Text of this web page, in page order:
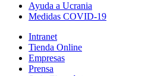
Ayuda a Ucrania
Medidas COVID-19
Intranet
Tienda Online
Empresas
Prensa